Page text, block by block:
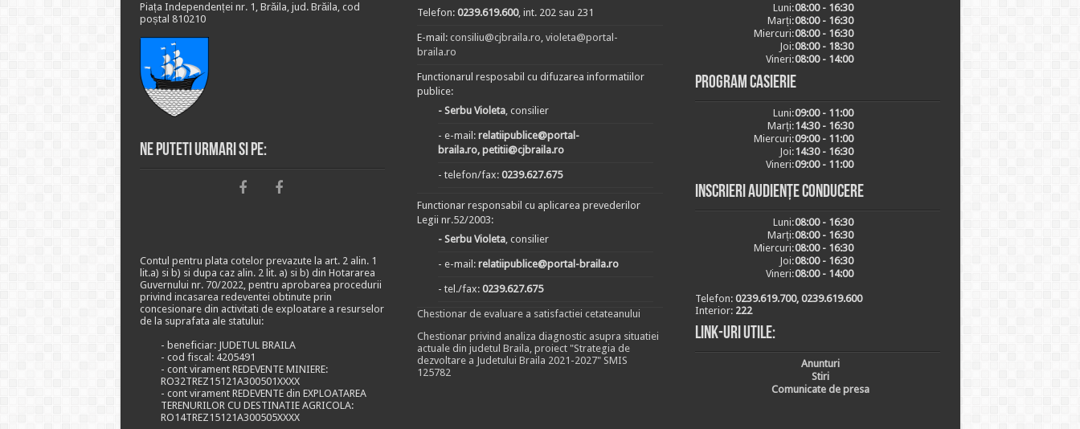
Piața Independenței nr. 1, Brăila, jud. Brăila, cod
poștal 810210
Ne puteti urmari si pe:
Contul pentru plata cotelor prevazute la art. 2 alin. 1
lit.a) si b) si dupa caz alin. 2 lit. a) si b) din Hotararea
Guvernului nr. 70/2022, pentru aprobarea procedurii
privind incasarea redeventei obtinute prin
concesionare din activitati de exploatare a resurselor
de la suprafata ale statului:
- beneficiar: JUDETUL BRAILA
- cod fiscal: 4205491
- cont virament REDEVENTE MINIERE:
RO32TREZ15121A300501XXXX
- cont virament REDEVENTE din EXPLOATAREA
TERENURILOR CU DESTINATIE AGRICOLA:
RO14TREZ15121A300505XXXX
Telefon:0239.619.600, int. 202 sau 231
E-mail:consiliu@cjbraila.ro,violeta@portal-
braila.ro
Functionarul resposabil cu difuzarea informatiilor
publice:
- Serbu Violeta, consilier
- e-mail:relatiipublice@portal-
braila.ro, petitii@cjbraila.ro
- telefon/fax:0239.627.675
Functionar responsabil cu aplicarea prevederilor
Legii nr.52/2003:
- Serbu Violeta, consilier
- e-mail:relatiipublice@portal-braila.ro
- tel./fax:0239.627.675
Chestionar de evaluare a satisfactiei cetateanului
Chestionar privind analiza diagnostic asupra situatiei
actuale din judetul Braila, proiect "Strategia de
dezvoltare a Judetului Braila 2021-2027" SMIS
125782
Luni:08:00 - 16:30
Marți:08:00 - 16:30
Miercuri:08:00 - 16:30
Joi:08:00 - 18:30
Vineri:08:00 - 14:00
Program casierie
Luni:09:00 - 11:00
Marți:14:30 - 16:30
Miercuri:09:00 - 11:00
Joi:14:30 - 16:30
Vineri:09:00 - 11:00
Inscrieri audiențe conducere
Luni:08:00 - 16:30
Marți:08:00 - 16:30
Miercuri:08:00 - 16:30
Joi:08:00 - 16:30
Vineri:08:00 - 14:00
Telefon: 0239.619.700, 0239.619.600
Interior: 222
Link-uri utile:
Anunturi
Stiri
Comunicate de presa